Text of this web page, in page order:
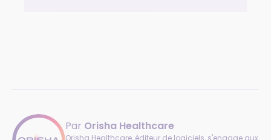
Par Orisha Healthcare
Orisha Healthcare, éditeur de logiciels, s'engage aux